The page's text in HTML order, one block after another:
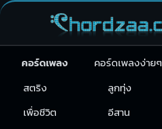
คอร์ดเพลง คอร์ดเพลงง่ายๆ
สตริง
ลูกทุ่ง
เพื่อชีวิต
อีสาน